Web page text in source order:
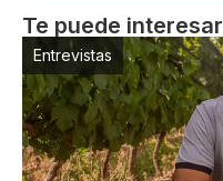
Te puede interesar
Entrevistas